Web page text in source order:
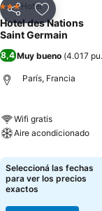
CompartirAñadir a
3 Estrellas
Hotel
Hotel des Nations
Saint Germain
8,4 Muy bueno (4.017
París, Francia
Wifi gratis
Aire acondicionado
Seleccioná las fechas
para ver los precios
exactos